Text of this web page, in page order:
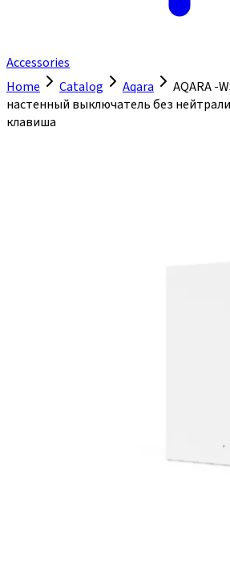
Accessories
Home
Catalog Aqara
AQARA -
настенный выключатель без
клавиша